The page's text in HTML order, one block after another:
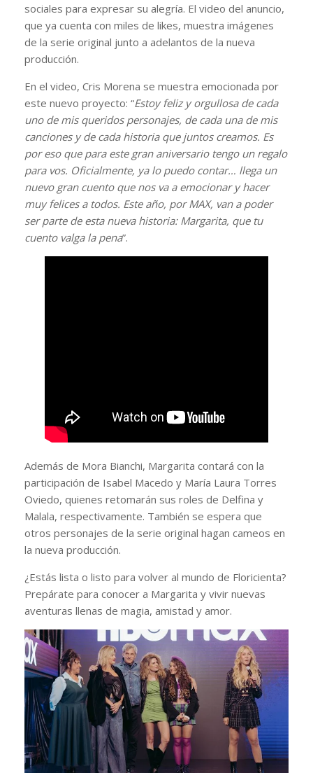
sociales para expresar su alegría. El video del anuncio,
que ya cuenta con miles de likes, muestra imágenes
de la serie original junto a adelantos de la nueva
producción.
En el video, Cris Morena se muestra emocionada por
este nuevo proyecto: “Estoy feliz y orgullosa de cada
uno de mis queridos personajes, de cada una de mis
canciones y de cada historia que juntos creamos. Es
por eso que para este gran aniversario tengo un regalo
para vos. Oficialmente, ya lo puedo contar… llega un
nuevo gran cuento que nos va a emocionar y hacer
muy felices a todos. Este año, por MAX, van a poder
ser parte de esta nueva historia: Margarita, que tu
cuento valga la pena”.
Además de Mora Bianchi, Margarita contará con la
participación de Isabel Macedo y María Laura Torres
Oviedo, quienes retomarán sus roles de Delfina y
Malala, respectivamente. También se espera que
otros personajes de la serie original hagan cameos en
la nueva producción.
¿Estás lista o listo para volver al mundo de Floricienta?
Prepárate para conocer a Margarita y vivir nuevas
aventuras llenas de magia, amistad y amor.